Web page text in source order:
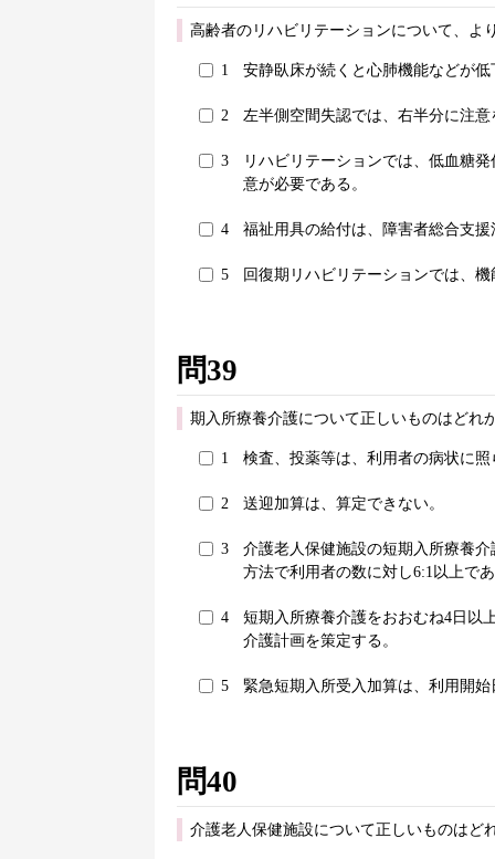
高齢者のリハビリテーションについて、よ
1 安静臥床が続くと心肺機能などが
2 左半側空間失認では、右半分に注
3
リハビリテーションでは、低血糖
意が必要である。
4 福祉用具の給付は、障害者総合支
5 回復期リハビリテーションでは、
問39
期入所療養介護について正しいものはどれ
1 検査、投薬等は、利用者の病状に
2 送迎加算は、算定できない。
3
介護老人保健施設の短期入所療養
方法で利用者の数に対し6:1以上で
4
短期入所療養介護をおおむね4日以
介護計画を策定する。
5 緊急短期入所受入加算は、利用開
問40
介護老人保健施設について正しいものはど